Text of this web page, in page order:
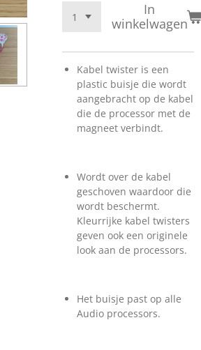
In
winkelwagen
Kabel twister is een
plastic buisje die wordt
aangebracht op de kabel
die de processor met de
magneet verbindt.
Wordt over de kabel
geschoven waardoor die
wordt beschermt.
Kleurrijke kabel twisters
geven ook een originele
look aan de processors.
Het buisje past op alle
Audio processors.